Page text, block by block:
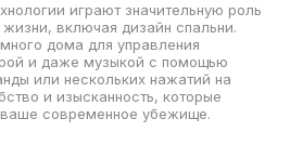
играют значительную роль
включая дизайн спальни.
дома для управления
и даже музыкой с помощью
или нескольких нажатий на
и изысканность, которые
ваше современное убежище.